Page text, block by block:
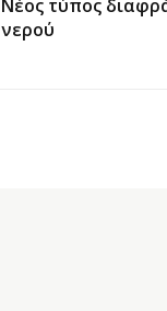
Νέος τύπος
νερού